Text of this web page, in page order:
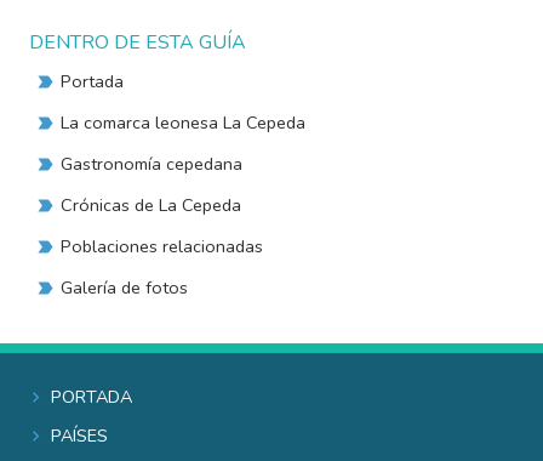
DENTRO DE ESTA GUÍA
Portada
La comarca leonesa La Cepeda
Gastronomía cepedana
Crónicas de La Cepeda
Poblaciones relacionadas
Galería de fotos
Portada
Países